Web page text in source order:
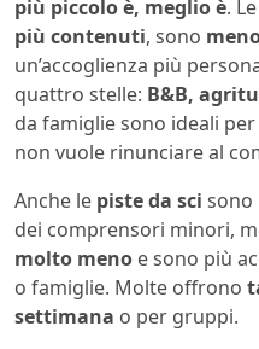
più piccolo è, meglio è.
più contenuti, sono
un’accoglienza più
quattro stelle: B&B,
da famiglie sono ideali
non vuole rinunciare al
Anche le piste da sci sono
dei comprensori minori,
molto meno e sono più
o famiglie. Molte offrono
settimana o per gruppi.